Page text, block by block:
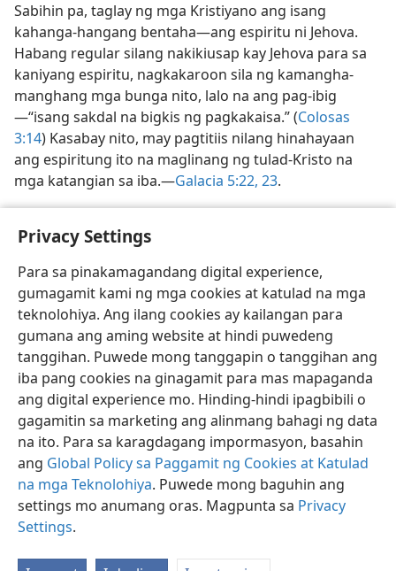
Privacy Settings
Para sa pinakamagandang digital experience,
gumagamit kami ng mga cookies at katulad na mga
teknolohiya. Ang ilang cookies ay kailangan para
gumana ang aming website at hindi puwedeng
tanggihan. Puwede mong tanggapin o tanggihan ang
iba pang cookies na ginagamit para mas mapaganda
ang digital experience mo. Hinding-hindi ipagbibili o
gagamitin sa marketing ang alinmang bahagi ng data
na ito. Para sa karagdagang impormasyon, basahin
ang Global Policy sa Paggamit ng Cookies at Katulad
na mga Teknolohiya. Puwede mong baguhin ang
settings mo anumang oras. Magpunta sa Privacy
Settings.
Sabihin pa, taglay ng mga Kristiyano ang isang
kahanga-hangang bentaha​—ang espiritu ni Jehova.
Habang regular silang nakikiusap kay Jehova para sa
kaniyang espiritu, nagkakaroon sila ng kamangha-
manghang mga bunga nito, lalo na ang pag-ibig​
—“isang sakdal na bigkis ng pagkakaisa.” (Colosas
3:14) Kasabay nito, may pagtitiis nilang hinahayaan
ang espiritung ito na maglinang ng tulad-Kristo na
mga katangian sa iba.​—Galacia 5:22, 23.
Ang mga taong may MCS ay nangangailangan ng mga
kaibigan na gaya rin ng iba
Tagalog I-share Gusto Mong Setting
Copyright © 2026 Watch Tower Bible and Tract Society of Pennsylvania
Kasunduan sa Paggamit Patakaran sa Privacy
Privacy Settings
JW.ORG
Mag-Log In